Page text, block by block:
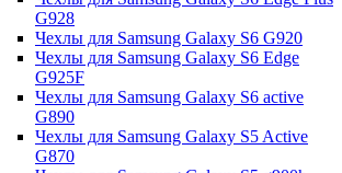
G928
Чехлы для Samsung Galaxy S6 G920
Чехлы для Samsung Galaxy S6 Edge
G925F
Чехлы для Samsung Galaxy S6 active
G890
Чехлы для Samsung Galaxy S5 Active
G870